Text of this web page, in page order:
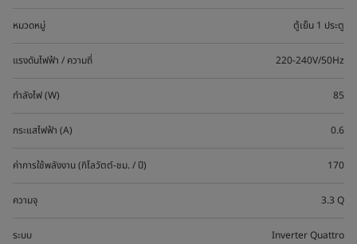
หมวดหมู่ ตู้เย็น 1 ประตู
แรงดันไฟฟ้า / ความถี่ 220-240V/50Hz
กำลังไฟ (W) 85
กระแสไฟฟ้า (A) 0.6
ค่าการใช้พลังงาน (กิโลวัตต์-ชม. / ปี) 170
ความจุ 3.3 Q
ระบบ Inverter Quattro